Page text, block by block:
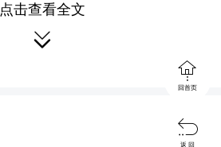
点击查看全文


回首页

返 回